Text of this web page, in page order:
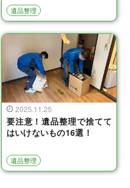
遺品整理
2025.11.25
要注意！遺品整理で捨てて
はいけないもの16選！
遺品整理